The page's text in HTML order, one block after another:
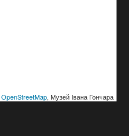
OpenStreetMap, Музей Івана Гончара